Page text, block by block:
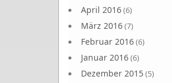
April 2016(6)
März 2016(7)
Februar 2016(6)
Januar 2016(6)
Dezember 2015(5)